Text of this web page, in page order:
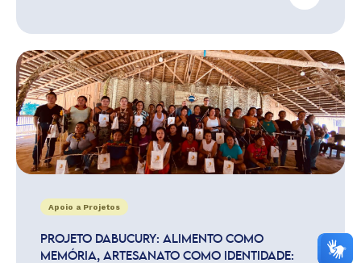
Apoio a Projetos
PROJETO DABUCURY: ALIMENTO COMO
MEMÓRIA, ARTESANATO COMO IDENTIDADE: